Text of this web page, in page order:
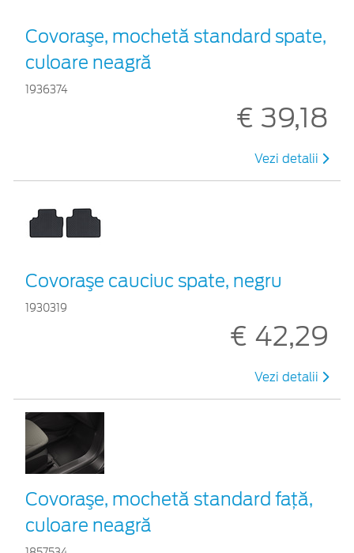
Covoraşe, mochetă standard spate,
culoare neagră
1936374
€ 39,18
Vezi detalii
Covoraşe cauciuc spate, negru
1930319
€ 42,29
Vezi detalii
Covoraşe, mochetă standard faţă,
culoare neagră